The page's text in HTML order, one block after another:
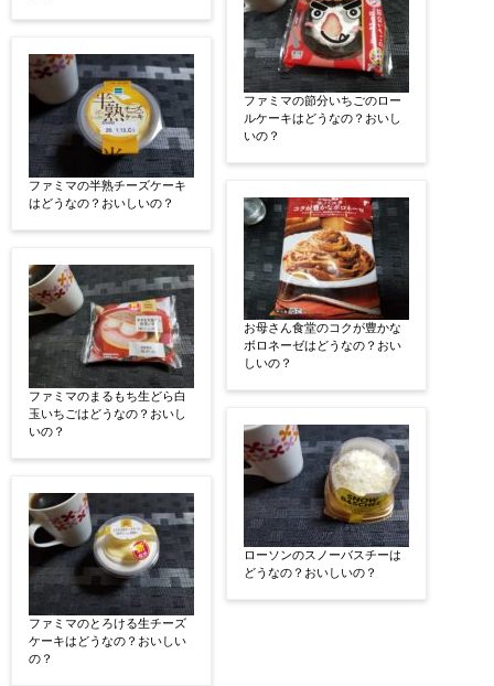
ファミマの半熟チーズケーキ
はどうなの？おいしいの？
ファミマのまるもち生どら白
玉いちごはどうなの？おいし
いの？
ファミマのとろける生チーズ
ケーキはどうなの？おいしい
の？
ファミマの節分いちごのロー
ルケーキはどうなの？おいし
いの？
お母さん食堂のコクが豊かな
ボロネーゼはどうなの？おい
しいの？
ローソンのスノーバスチーは
どうなの？おいしいの？